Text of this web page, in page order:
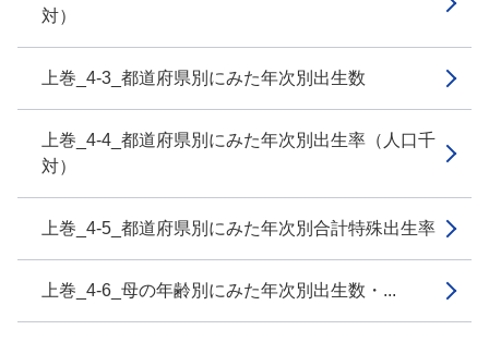
対）
上巻_4-3_都道府県別にみた年次別出生数
上巻_4-4_都道府県別にみた年次別出生率（人口千
対）
上巻_4-5_都道府県別にみた年次別合計特殊出生率
上巻_4-6_母の年齢別にみた年次別出生数・...